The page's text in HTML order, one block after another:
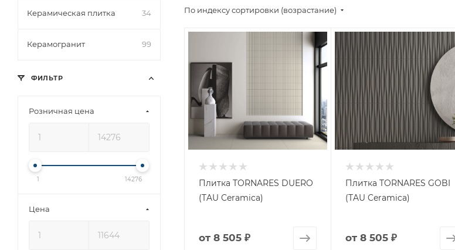
По индексу сортировки (возрастание)
Плитка TORNARES DUERO
(TAU Ceramica)
от 8 505 ₽
Плитка TORNARES GOBI
(TAU Ceramica)
от 8 505 ₽
Керамическая плитка 34
Керамогранит 99
ФИЛЬТР
Розничная цена
1 14276
Цена